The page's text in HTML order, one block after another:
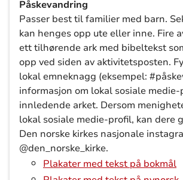
Påskevandring
Passer best til familier med barn.
kan henges opp ute eller inne. Fire
ett tilhørende ark med bibeltekst
opp ved siden av aktivitetsposten.
lokal emneknagg (eksempel:
informasjon om lokal sosiale
innledende arket. Dersom
lokal sosiale medie-profil, kan dere
Den norske kirkes nasjonale
@den_norske_kirke.
Plakater med tekst på bokmål